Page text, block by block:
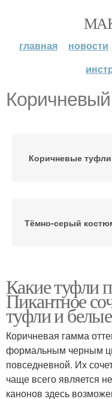
главная новости
Коричневые туфли
Тёмно-серый
Обувь под синий
костюм
Какие туфли
Пикантное
туфли и
Коричневая гамма
формальным черным
повседневной. Их
чаще всего является
канонов здесь